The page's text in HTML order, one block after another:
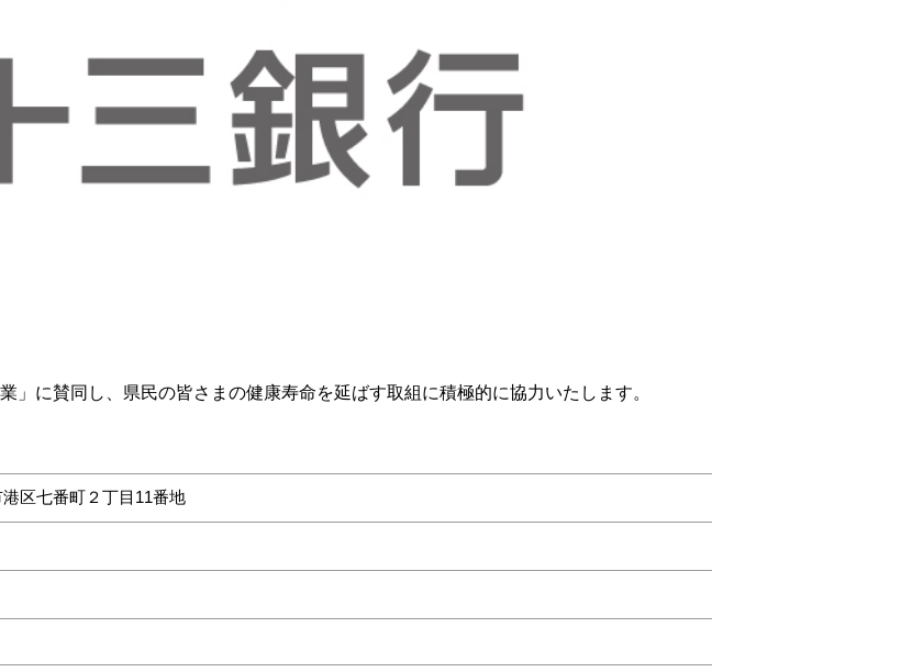
」に賛同し、県民の皆さまの健康寿命を延ばす取組に積極的に協力いたします。
区七番町２丁目11番地